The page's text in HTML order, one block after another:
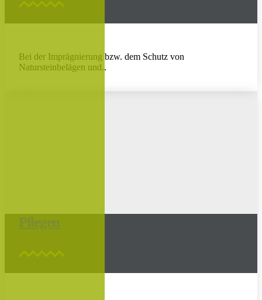
Bei der Imprägnierung bzw. dem Schutz von
Natursteinbelägen und..
Pflegen